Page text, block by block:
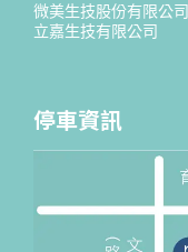
微美生技股份有限公司
立嘉生技有限公司
停車資訊